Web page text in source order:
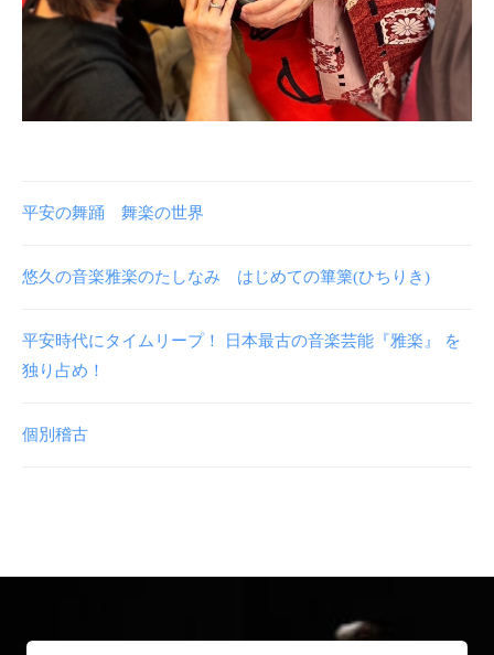
平安の舞踊 舞楽の世界
悠久の音楽雅楽のたしなみ はじめての篳篥(ひちりき)
平安時代にタイムリープ！ 日本最古の音楽芸能『雅楽』 を
独り占め！
個別稽古